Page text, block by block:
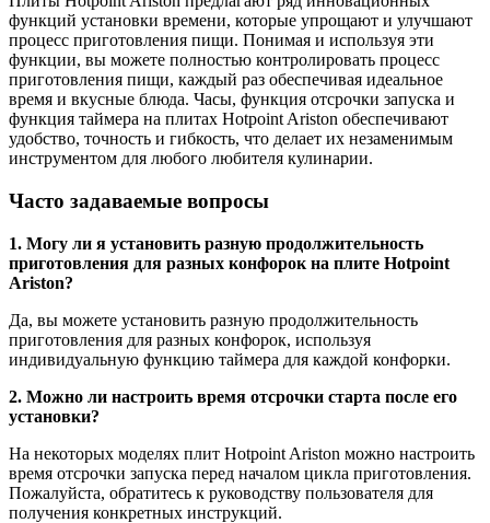
функций установки времени, которые упрощают и улучшают
процесс приготовления пищи. Понимая и используя эти
функции, вы можете полностью контролировать процесс
приготовления пищи, каждый раз обеспечивая идеальное
время и вкусные блюда. Часы, функция отсрочки запуска и
функция таймера на плитах Hotpoint Ariston обеспечивают
удобство, точность и гибкость, что делает их незаменимым
инструментом для любого любителя кулинарии.
Часто задаваемые вопросы
1. Могу ли я установить разную продолжительность
приготовления для разных конфорок на плите Hotpoint
Ariston?
Да, вы можете установить разную продолжительность
приготовления для разных конфорок, используя
индивидуальную функцию таймера для каждой конфорки.
2. Можно ли настроить время отсрочки старта после его
установки?
На некоторых моделях плит Hotpoint Ariston можно настроить
время отсрочки запуска перед началом цикла приготовления.
Пожалуйста, обратитесь к руководству пользователя для
получения конкретных инструкций.